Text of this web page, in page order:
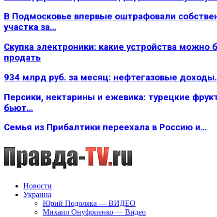
В Подмосковье впервые оштрафовали
участка за…
Скупка электроники: какие устройства можно
продать
934 млрд руб. за месяц: нефтегазовые
Персики, нектарины и ежевика: турецкие
бьют…
Семья из Прибалтики переехала в Россию и…
Новости
Украина
Юрий Подоляка — ВИДЕО
Михаил Онуфриенко — Видео